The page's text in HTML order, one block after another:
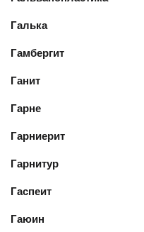
Галька
Гамбергит
Ганит
Гарне
Гарниерит
Гарнитур
Гаспеит
Гаюин